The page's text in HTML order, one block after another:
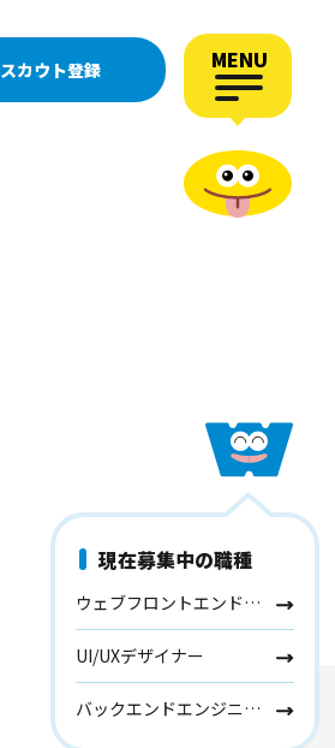
スカウト登録 MENU
現在募集中の職種
ウェブフロントエンドエンジニア
UI/UXデザイナー
バックエンドエンジニア (サーバーサイドエンジニア)